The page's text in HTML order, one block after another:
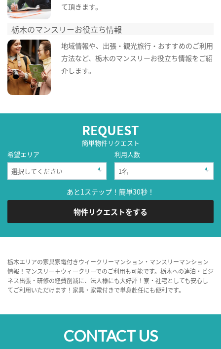
て頂きます。
栃木のマンスリーお役立ち情報
地域情報や、出張・観光旅行・おすすめのご利用
方法など、栃木のマンスリーお役立ち情報をご紹
介します。
REQUEST
簡単物件リクエスト
希望エリア
利用人数
あと1ステップ！簡単30秒！
物件リクエストをする
栃木エリアの家具家電付きウィークリーマンション・マンスリーマンション
情報！マンスリー＋ウィークリーでのご利用も可能です。栃木への連泊・ビジ
ネス出張・研修の経費削減に、法人様にも大好評！寮・社宅としても安心し
てご利用いただけます！家具・家電付きで単身赴任にも便利です。
CONTACT US